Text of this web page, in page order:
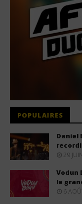
POPULAIRES
Daniel
29
Vodun
le
6